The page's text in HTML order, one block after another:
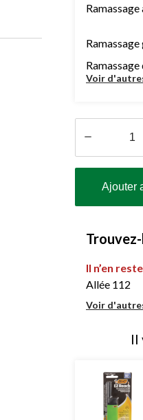
Ramassage
Voir
Ajouter
Il n’en
Allée 112
Voir
Il